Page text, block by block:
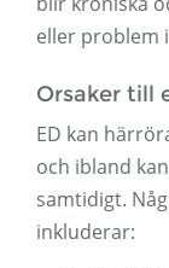
eller problem
Orsaker till
ED kan
och ibland
samtidigt.
inkluderar: